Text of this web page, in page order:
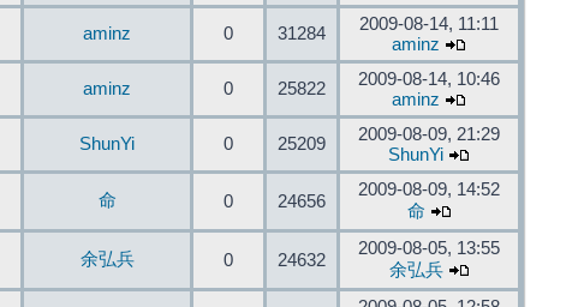
aminz 0 31284
2009-08-14, 11:11
aminz
aminz 0 25822
2009-08-14, 10:46
aminz
ShunYi 0 25209
2009-08-09, 21:29
ShunYi
命 0 24656
2009-08-09, 14:52
命
余弘兵 0 24632
2009-08-05, 13:55
余弘兵